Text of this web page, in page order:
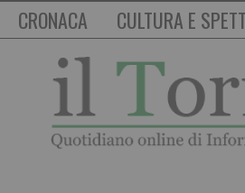
CRONACA CULTURA E